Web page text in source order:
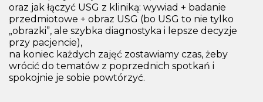
oraz jak łączyć USG z kliniką: wywiad + badanie
przedmiotowe + obraz USG (bo USG to nie tylko
„obrazki”, ale szybka diagnostyka i lepsze decyzje
przy pacjencie),
na koniec każdych zajęć zostawiamy czas, żeby
wrócić do tematów z poprzednich spotkań i
spokojnie je sobie powtórzyć.